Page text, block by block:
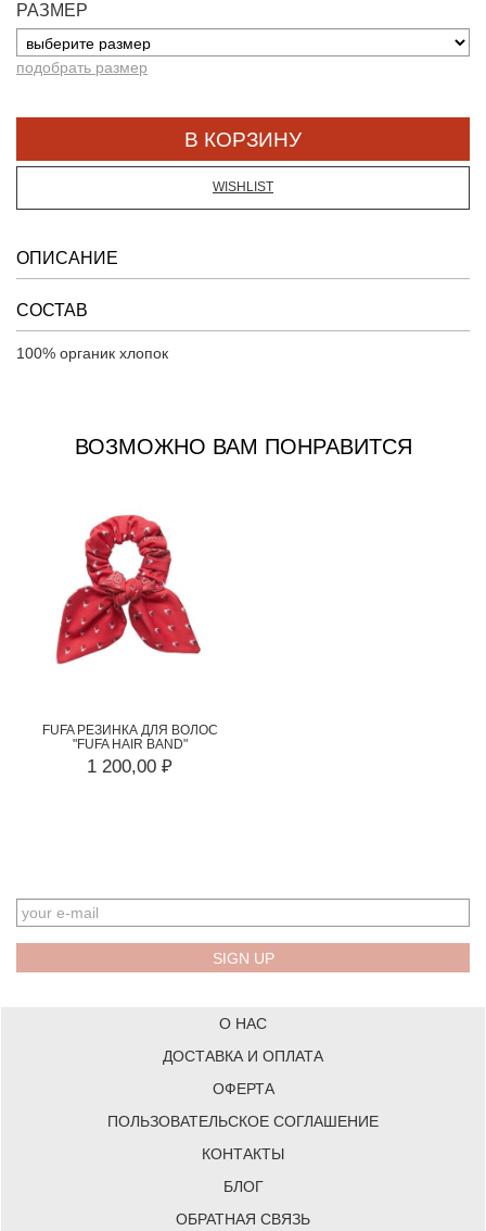
РАЗМЕР
подобрать размер
WISHLIST
ОПИСАНИЕ
СОСТАВ
100% органик хлопок
ВОЗМОЖНО ВАМ ПОНРАВИТСЯ
FUFA РЕЗИНКА ДЛЯ ВОЛОС
"FUFA HAIR BAND"
1 200,00 ₽
О НАС
ДОСТАВКА И ОПЛАТА
ОФЕРТА
ПОЛЬЗОВАТЕЛЬСКОЕ СОГЛАШЕНИЕ
КОНТАКТЫ
БЛОГ
ОБРАТНАЯ СВЯЗЬ